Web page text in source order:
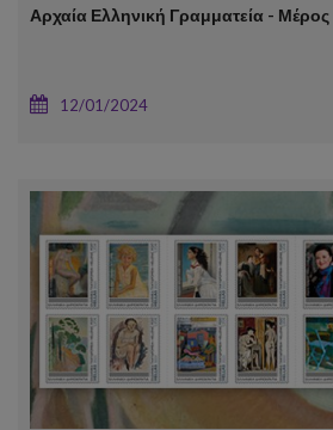
Αρχαία Ελληνική Γραμματεία - Μέρος
12/01/2024